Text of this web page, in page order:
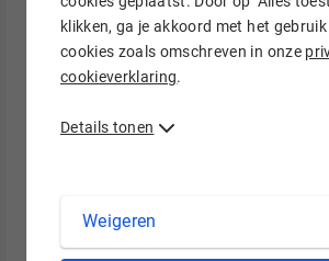
klikken, ga je akkoord met het
cookies zoals omschreven in onze
cookieverklaring.
Details tonen
Weigeren
Bespaartip: Als je een domeinnaam
kun je de looptijd bepalen: 1, 2 of 5 jaar.
looptijd, hoe meer korting je ontvangt.
Download de WordPress-app
app beheer je jouw WordPress-blog op je
desktop-app.